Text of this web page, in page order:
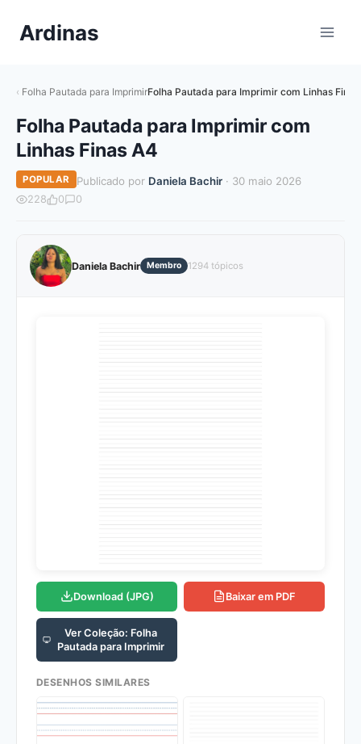
paraArdinas
Folha Pautada para ImprimirFolha Pautada para Imprimir com Linhas
Folha Pautada para Imprimir com
Linhas Finas A4
POPULAR Publicado por Daniela Bachir· 30 maio 2026
228 0 0
Daniela Bachir Membro 1294 tópicos
Download (JPG) Baixar em PDF
Ver Coleção: Folha
Pautada para Imprimir
DESENHOS SIMILARES